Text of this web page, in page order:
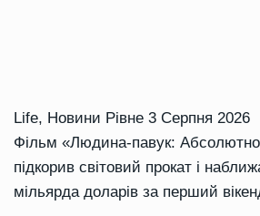
Life, Новини Рівне 3 Серпня 2026
Фільм «Людина-павук:
підкорив світовий прокат і
мільярда доларів за перший